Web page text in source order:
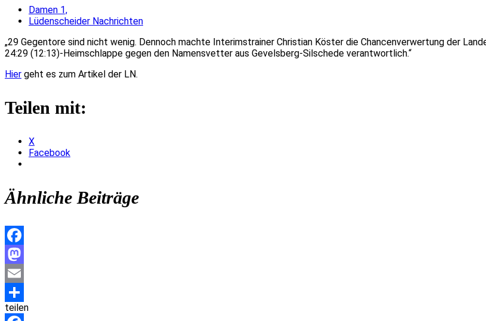
Damen 1,
Lüdenscheider Nachrichten
„29 Gegentore sind nicht wenig. Dennoch machte Interimstrainer Christian Köster die Chancenverwertung der
24:29 (12:13)-Heimschlappe gegen den Namensvetter aus Gevelsberg-Silschede verantwortlich.“
Hier geht es zum Artikel der LN.
Teilen mit:
X
Facebook
Ähnliche Beiträge
Facebook
Mastodon
Email
Teilen
teilen